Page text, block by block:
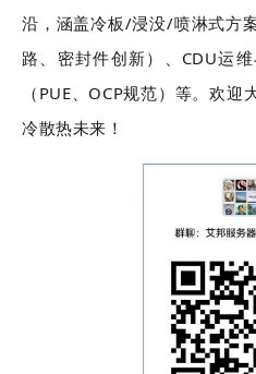
沿，涵盖冷板/浸没/喷淋式方
路、密封件创新）、CDU运
（PUE、OCP规范）等。欢迎
冷散热未来！